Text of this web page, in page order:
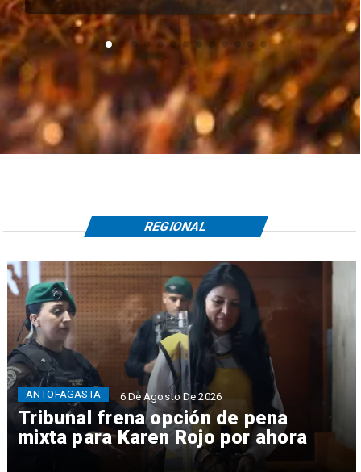
Tribunal frena opción de pena
mixta para Karen Rojo por ahora
ANTOFAGASTA 6 De Agosto De 2026
REGIONAL